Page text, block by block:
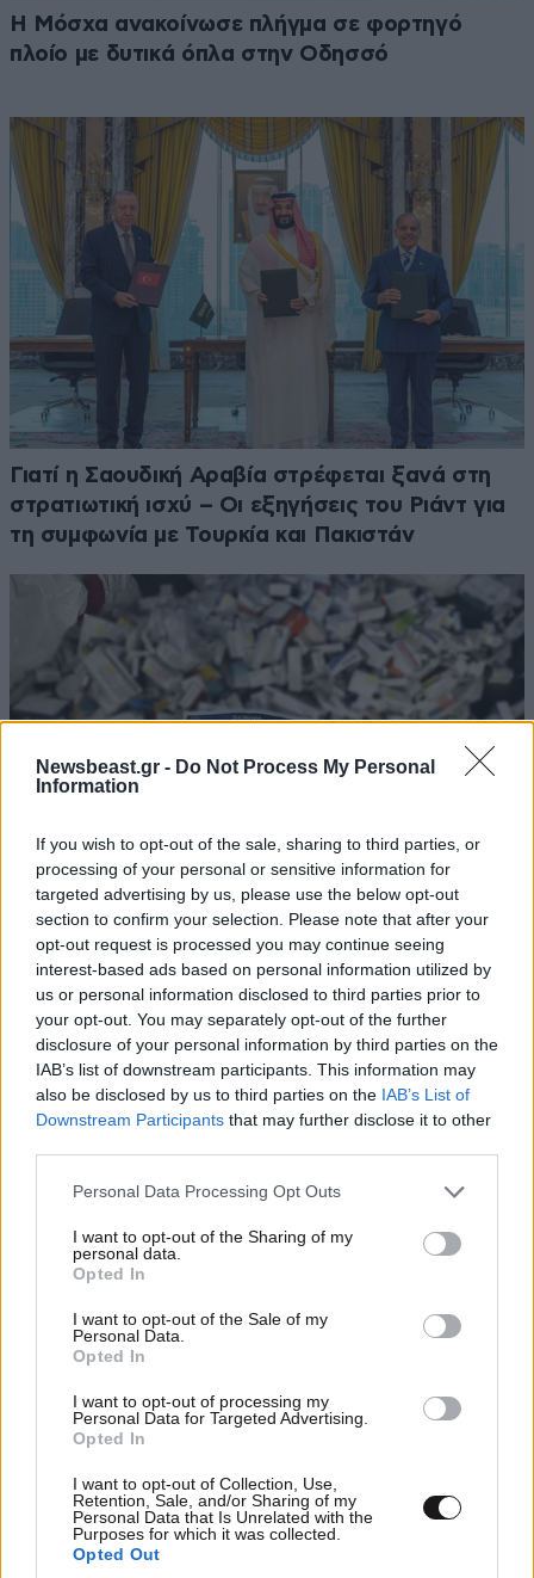
Newsbeast.gr - Do Not Process My Personal
Information
If you wish to opt-out of the sale, sharing to third parties, or
processing of your personal or sensitive information for
targeted advertising by us, please use the below opt-out
section to confirm your selection. Please note that after your
opt-out request is processed you may continue seeing
interest-based ads based on personal information utilized by
us or personal information disclosed to third parties prior to
your opt-out. You may separately opt-out of the further
disclosure of your personal information by third parties on the
IAB’s list of downstream participants. This information may
also be disclosed by us to third parties on the IAB’s List of
Downstream Participants that may further disclose it to other
Please note that this website/app uses one or more Google
not limited to your visit or usage behaviour. You may click to
grant or deny consent to Google and its third-party tags to
use your data for below specified purposes in below Google
consent section.
Personal Data Processing Opt Outs
I want to opt-out of the Sharing of my
personal data.
Opted In
I want to opt-out of the Sale of my
Personal Data.
Opted In
I want to opt-out of processing my
Personal Data for Targeted Advertising.
Opted In
I want to opt-out of Collection, Use,
Retention, Sale, and/or Sharing of my
Personal Data that Is Unrelated with the
Purposes for which it was collected.
Opted Out
Η Μόσχα ανακοίνωσε πλήγμα σε φορτηγό
πλοίο με δυτικά όπλα στην Οδησσό
Γιατί η Σαουδική Αραβία στρέφεται ξανά στη
στρατιωτική ισχύ – Οι εξηγήσεις του Ριάντ για
τη συμφωνία με Τουρκία και Πακιστάν
Βρετανία: Φάρμακα που «θα γέμιζαν 75
πισίνες» πετάχτηκαν στα σκουπίδια μέσα σε
έναν χρόνο